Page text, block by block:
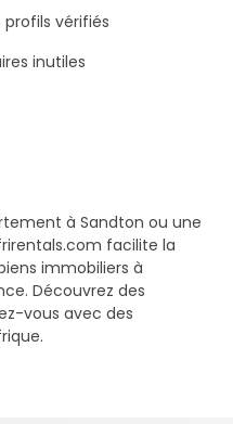
vérifiés
inutiles
à Sandton ou une
facilite la
immobiliers à
Découvrez des
vous avec des